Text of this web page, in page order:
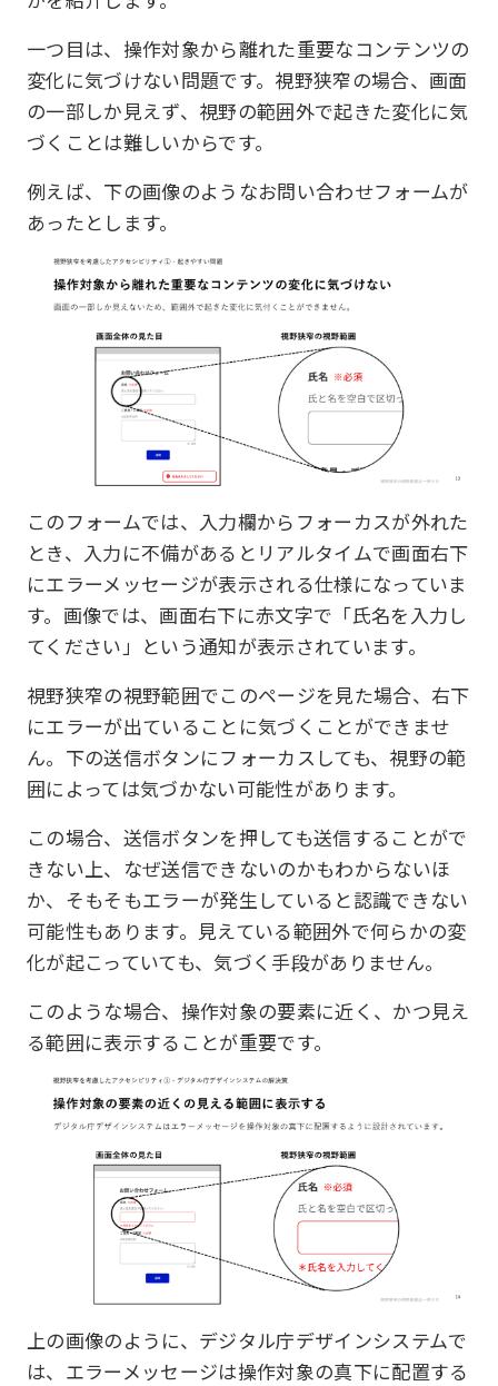
一つ目は、操作対象から離れた重要なコンテンツの
変化に気づけない問題です。視野狭窄の場合、画面
の一部しか見えず、視野の範囲外で起きた変化に気
づくことは難しいからです。
例えば、下の画像のようなお問い合わせフォームが
あったとします。
このフォームでは、入力欄からフォーカスが外れた
とき、入力に不備があるとリアルタイムで画面右下
にエラーメッセージが表示される仕様になっていま
す。画像では、画面右下に赤文字で「氏名を入力し
てください」という通知が表示されています。
視野狭窄の視野範囲でこのページを見た場合、右下
にエラーが出ていることに気づくことができませ
ん。下の送信ボタンにフォーカスしても、視野の範
囲によっては気づかない可能性があります。
この場合、送信ボタンを押しても送信することがで
きない上、なぜ送信できないのかもわからないほ
か、そもそもエラーが発生していると認識できない
可能性もあります。見えている範囲外で何らかの変
化が起こっていても、気づく手段がありません。
このような場合、操作対象の要素に近く、かつ見え
る範囲に表示することが重要です。
上の画像のように、デジタル庁デザインシステムで
は、エラーメッセージは操作対象の真下に配置する